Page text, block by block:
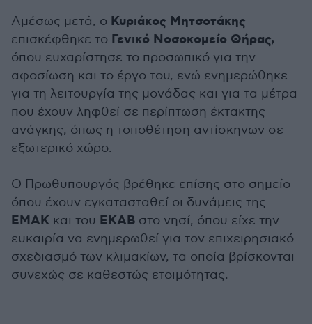
Αμέσως μετά, ο Κυριάκος Μητσοτάκης
επισκέφθηκε το Γενικό Νοσοκομείο Θήρας,
όπου ευχαρίστησε το προσωπικό για την
αφοσίωση και το έργο του, ενώ ενημερώθηκε
για τη λειτουργία της μονάδας και για τα μέτρα
που έχουν ληφθεί σε περίπτωση έκτακτης
ανάγκης, όπως η τοποθέτηση αντίσκηνων σε
εξωτερικό χώρο.
Ο Πρωθυπουργός βρέθηκε επίσης στο σημείο
όπου έχουν εγκατασταθεί οι δυνάμεις της
ΕΜΑΚ και του ΕΚΑΒ στο νησί, όπου είχε την
ευκαιρία να ενημερωθεί για τον επιχειρησιακό
σχεδιασμό των κλιμακίων, τα οποία βρίσκονται
συνεχώς σε καθεστώς ετοιμότητας.